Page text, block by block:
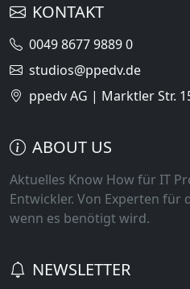
KONTAKT
0049 8677 9889 0
studios@ppedv.de
ppedv AG | Marktler Str.
ABOUT US
Aktuelles Know How für IT
Entwickler. Von Experten für
wenn es benötigt wird.
NEWSLETTER